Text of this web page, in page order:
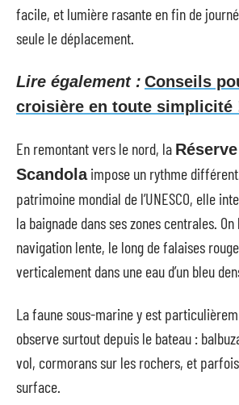
facile, et lumière rasante en fin de
seule le déplacement.
Lire également : Conseils
croisière en toute simplicité
En remontant vers le nord, la
Scandolaimpose un rythme
patrimoine mondial de l’UNESCO, elle
la baignade dans ses zones centrales.
navigation lente, le long de falaises
verticalement dans une eau d’un bleu
La faune sous-marine y est
observe surtout depuis le bateau :
vol, cormorans sur les rochers, et
surface.